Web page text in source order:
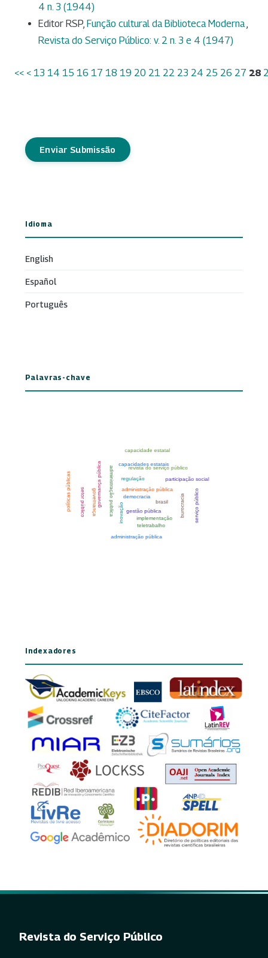
4 n. 3 (1944)
Editor RSP, Função cultural da Biblioteca Moderna,
Revista do Serviço Público: v. 2 n. 3 e 4 (1947)
<< < 13 14 15 16 17 18 19 20 21 22 23 24 25 26 27 28
Enviar Submissão
Idioma
English
Español
Português
Palavras-chave
Indexadores
Revista do Serviço Público